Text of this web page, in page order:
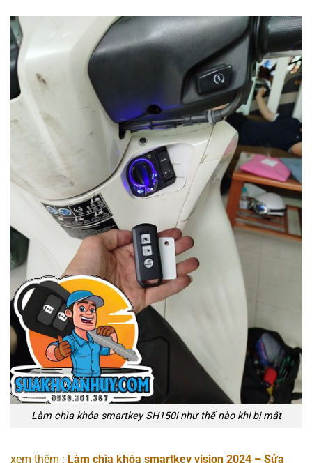
Làm chìa khóa smartkey SH150i như thế nào khi bị mất
xem thêm : Làm chìa khóa smartkey vision 2024 – Sửa